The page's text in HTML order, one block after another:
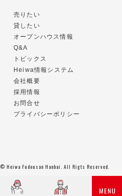
売りたい
貸したい
オープンハウス情報
Q&A
トピックス
Heiwa情報システム
会社概要
採用情報
お問合せ
プライバシーポリシー
© Heiwa Fudousan Hanbai. All Rigts Reserved.